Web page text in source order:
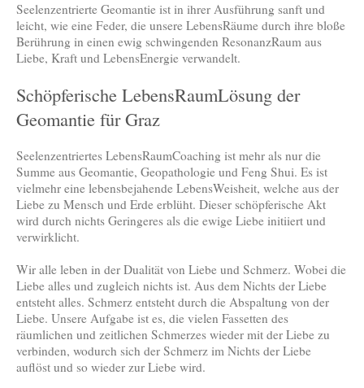
Seelenzentrierte Geomantie ist in ihrer Ausführung sanft und
leicht, wie eine Feder, die unsere LebensRäume durch ihre bloße
Berührung in einen ewig schwingenden ResonanzRaum aus
Liebe, Kraft und LebensEnergie verwandelt.
Schöpferische LebensRaumLösung der
Geomantie für Graz
Seelenzentriertes LebensRaumCoaching ist mehr als nur die
Summe aus Geomantie, Geopathologie und Feng Shui. Es ist
vielmehr eine lebensbejahende LebensWeisheit, welche aus der
Liebe zu Mensch und Erde erblüht. Dieser schöpferische Akt
wird durch nichts Geringeres als die ewige Liebe initiiert und
verwirklicht.
Wir alle leben in der Dualität von Liebe und Schmerz. Wobei die
Liebe alles und zugleich nichts ist. Aus dem Nichts der Liebe
entsteht alles. Schmerz entsteht durch die Abspaltung von der
Liebe. Unsere Aufgabe ist es, die vielen Fassetten des
räumlichen und zeitlichen Schmerzes wieder mit der Liebe zu
verbinden, wodurch sich der Schmerz im Nichts der Liebe
auflöst und so wieder zur Liebe wird.